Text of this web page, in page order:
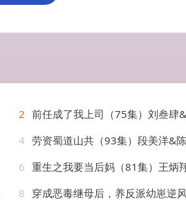
2 前任成了我上司（75集）刘叁肆
4 劳资蜀道山共（93集）段美洋&
6 重生之我要当后妈（81集）王炳
8 穿成恶毒继母后，养反派幼崽逆风翻盘＆带反派幼崽逆